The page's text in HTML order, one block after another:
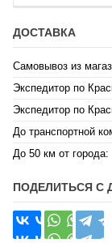
ДОСТАВКА
Самовывоз из
Экспедитор по
Экспедитор по
До транспортной
До 50 км от города:
ПОДЕЛИТЬСЯ С